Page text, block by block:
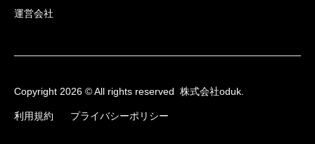
運営会社
Copyright 2026 © All rights reserved 株式会社oduk.
利用規約 プライバシーポリシー